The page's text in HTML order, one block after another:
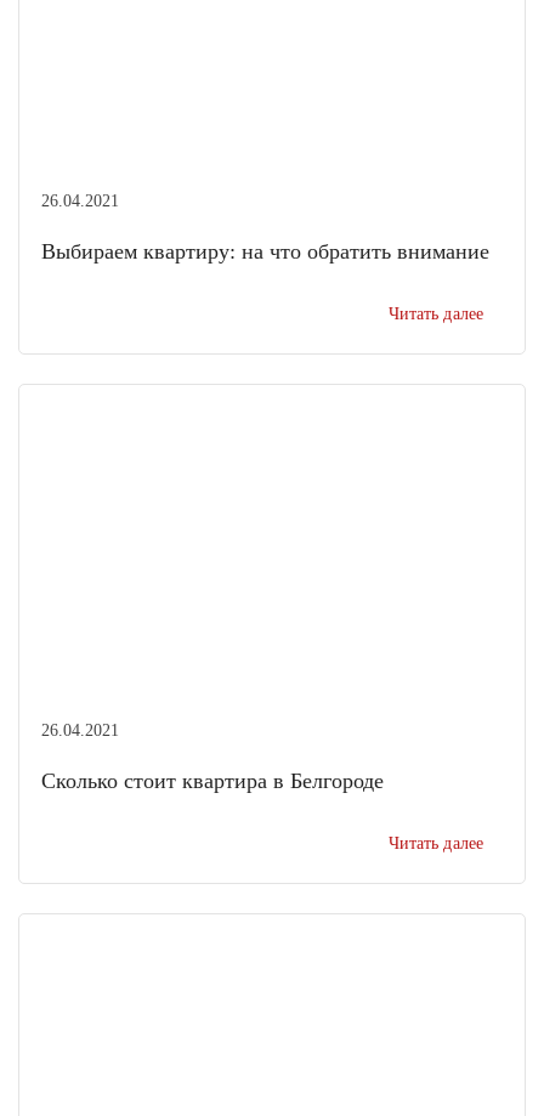
26.04.2021
Выбираем квартиру: на что обратить внимание
Читать далее
26.04.2021
Сколько стоит квартира в Белгороде
Читать далее